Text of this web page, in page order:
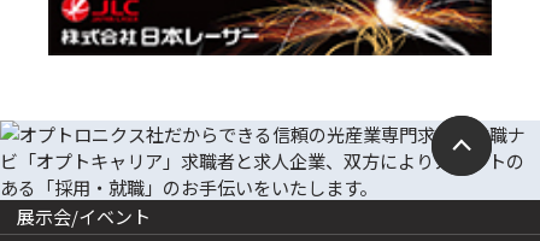
展示会/イベント